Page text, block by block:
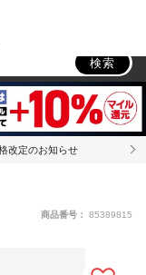
検索
改定のお知らせ
商品番号： 85389815